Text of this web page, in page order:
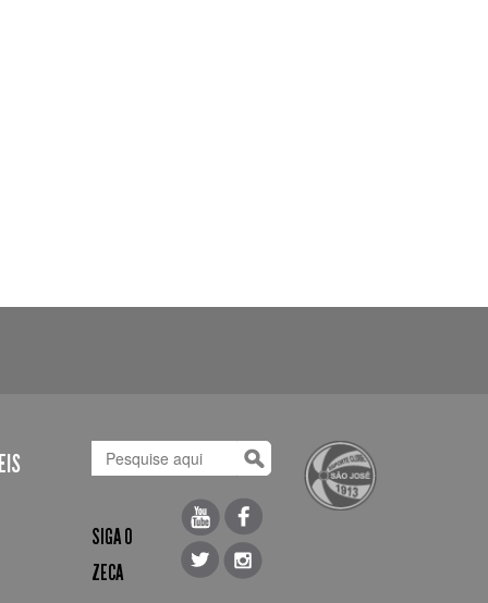
SIGA O
ZECA